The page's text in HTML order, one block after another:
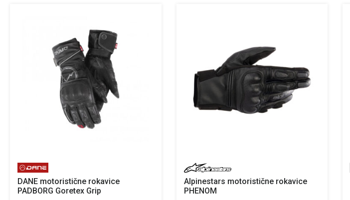
DANE motoristične rokavice
PADBORG Goretex Grip
Alpinestars motoristične rokavice
PHENOM